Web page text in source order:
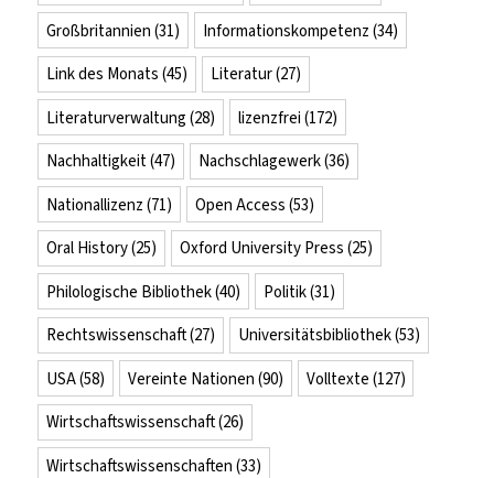
Großbritannien (31) Informationskompetenz (34)
Link des Monats (45) Literatur(27)
Literaturverwaltung (28) lizenzfrei (172)
Nachhaltigkeit(47) Nachschlagewerk(36)
Nationallizenz (71) Open Access (53)
Oral History(25) Oxford University Press (25)
Philologische Bibliothek(40) Politik(31)
Rechtswissenschaft(27) Universitätsbibliothek(53)
USA(58) Vereinte Nationen (90) Volltexte (127)
Wirtschaftswissenschaft(26)
Wirtschaftswissenschaften (33)